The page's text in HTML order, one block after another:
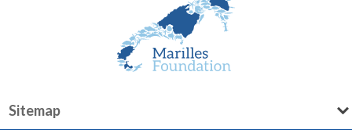
Sitemap